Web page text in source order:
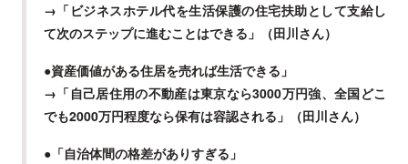
→「ビジネスホテル代を生活保護の住宅扶助として支給し
て次のステップに進むことはできる」（田川さん）
●資産価値がある住居を売れば生活できる」
→「自己居住用の不動産は東京なら3000万円強、全国どこ
でも2000万円程度なら保有は容認される」（田川さん）
●「自治体間の格差がありすぎる」